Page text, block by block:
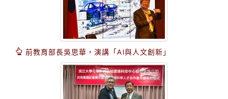
前教育部長吳思華，演講「AI與人文創新」